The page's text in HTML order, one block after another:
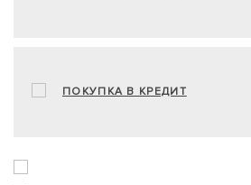
ПОКУПКА В КРЕДИТ